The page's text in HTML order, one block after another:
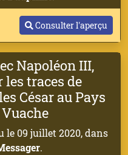
Consulter l'aperçu
Napoléon III,
les traces de
César au Pays
le 09 juillet 2020, dans
.